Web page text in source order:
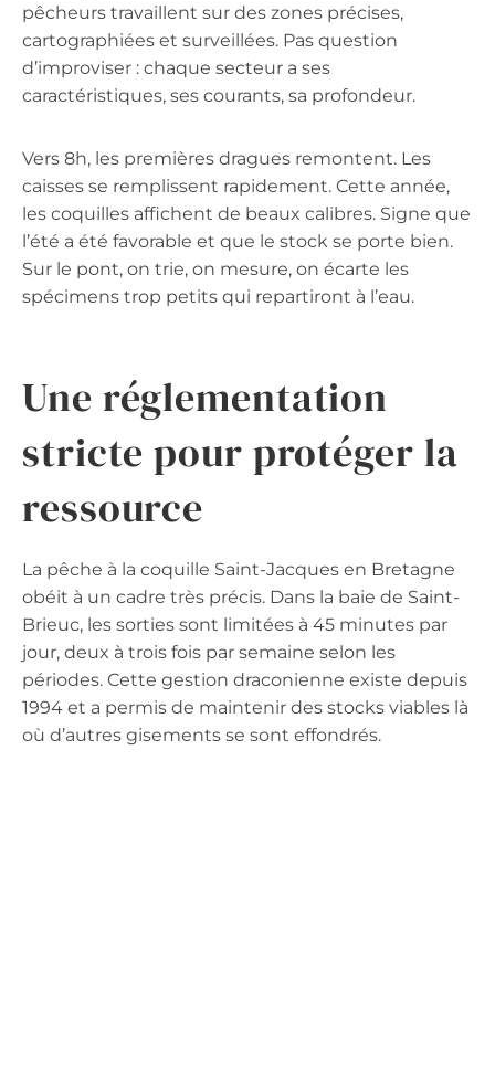
pêcheurs travaillent sur des zones précises,
cartographiées et surveillées. Pas question
d’improviser : chaque secteur a ses
caractéristiques, ses courants, sa profondeur.
Vers 8h, les premières dragues remontent. Les
caisses se remplissent rapidement. Cette année,
les coquilles affichent de beaux calibres. Signe que
l’été a été favorable et que le stock se porte bien.
Sur le pont, on trie, on mesure, on écarte les
spécimens trop petits qui repartiront à l’eau.
Une réglementation
stricte pour protéger la
ressource
La pêche à la coquille Saint-Jacques en Bretagne
obéit à un cadre très précis. Dans la baie de Saint-
Brieuc, les sorties sont limitées à 45 minutes par
jour, deux à trois fois par semaine selon les
périodes. Cette gestion draconienne existe depuis
1994 et a permis de maintenir des stocks viables là
où d’autres gisements se sont effondrés.